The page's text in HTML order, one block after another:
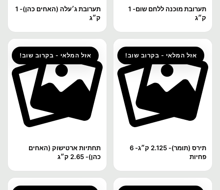
תערובת מוכנה ללחם שום- 1
ק״ג
תערובת ג׳עלה (האחים כהן)- 1
ק״ג
אזל המלאי - בקרוב שוב!
תירס (תומר)- 2.125 ק״ג- 6
פחיות
אזל המלאי - בקרוב שוב!
תחתיות ארטישוק (האחים
כהן)- 2.65 ק״ג